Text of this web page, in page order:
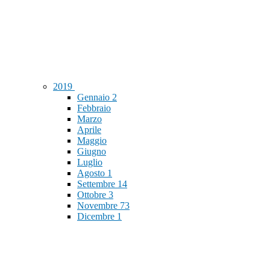
2019
Gennaio 2
Febbraio
Marzo
Aprile
Maggio
Giugno
Luglio
Agosto 1
Settembre 14
Ottobre 3
Novembre 73
Dicembre 1